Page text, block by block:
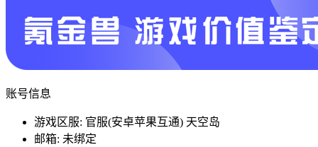
账号信息
游戏区服: 官服(安卓苹果互通) 天空岛
邮箱: 未绑定